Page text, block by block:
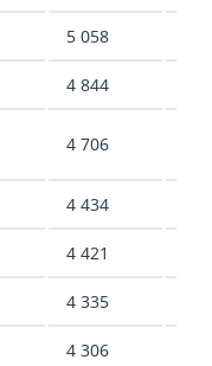
5 058
4 844
4 706
4 434
4 421
4 335
4 306